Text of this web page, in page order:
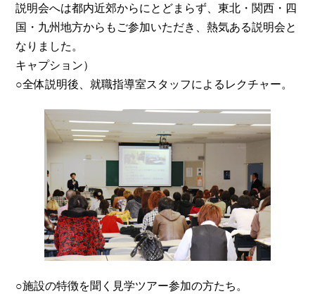
説明会へは都内近郊からにとどまらず、東北・関西・四
国・九州地方からもご参加いただき、熱気ある説明会と
なりました。
キャプション）
○全体説明後、就職指導室スタッフによるレクチャー。
○施設の特徴を聞く見学ツアー参加の方たち。